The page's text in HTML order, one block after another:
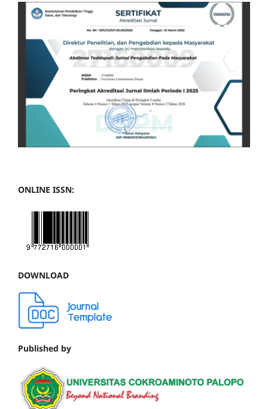
ONLINE ISSN:
DOWNLOAD
Published by